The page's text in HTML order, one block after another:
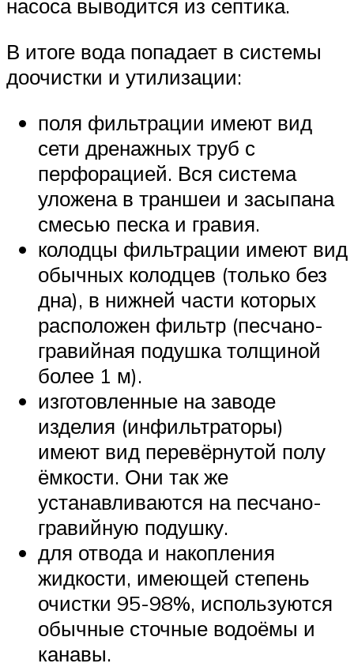
насоса выводится из септика.
В итоге вода попадает в системы
доочистки и утилизации:
поля фильтрации имеют вид
сети дренажных труб с
перфорацией. Вся система
уложена в траншеи и засыпана
смесью песка и гравия.
колодцы фильтрации имеют вид
обычных колодцев (только без
дна), в нижней части которых
расположен фильтр (песчано-
гравийная подушка толщиной
более 1 м).
изготовленные на заводе
изделия (инфильтраторы)
имеют вид перевёрнутой полу
ёмкости. Они так же
устанавливаются на песчано-
гравийную подушку.
для отвода и накопления
жидкости, имеющей степень
очистки 95-98%, используются
обычные сточные водоёмы и
канавы.